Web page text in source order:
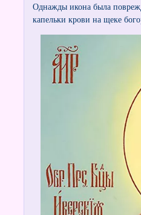
Однажды икона была
капельки крови на щеке